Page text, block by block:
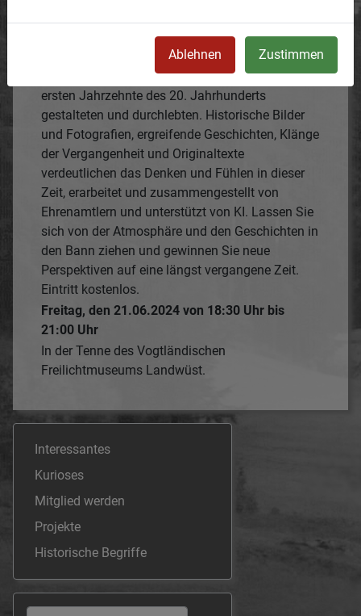
Interessantes
Kurioses
Mitglied werden
Projekte
Historische Begriffe
Einwohner basiert, erhalten Sie tiefe Einblicke in
den Alltag, die Freuden und Sorgen dieser Zeit.
Erleben Sie, wie das Dorf und seine Bewohner die
ersten Jahrzehnte des 20. Jahrhunderts
gestalteten und durchlebten. Historische Bilder
und Fotografien, ergreifende Geschichten, Klänge
der Vergangenheit und Originaltexte
verdeutlichen das Denken und Fühlen in dieser
Zeit, erarbeitet und zusammengestellt von
Ehrenamtlern und unterstützt von KI. Lassen Sie
sich von der Atmosphäre und den Geschichten in
den Bann ziehen und gewinnen Sie neue
Perspektiven auf eine längst vergangene Zeit.
Eintritt kostenlos.
Freitag, den 21.06.2024 von 18:30 Uhr bis
21:00 Uhr
In der Tenne des Vogtländischen
Freilichtmuseums Landwüst.
Ablehnen Zustimmen